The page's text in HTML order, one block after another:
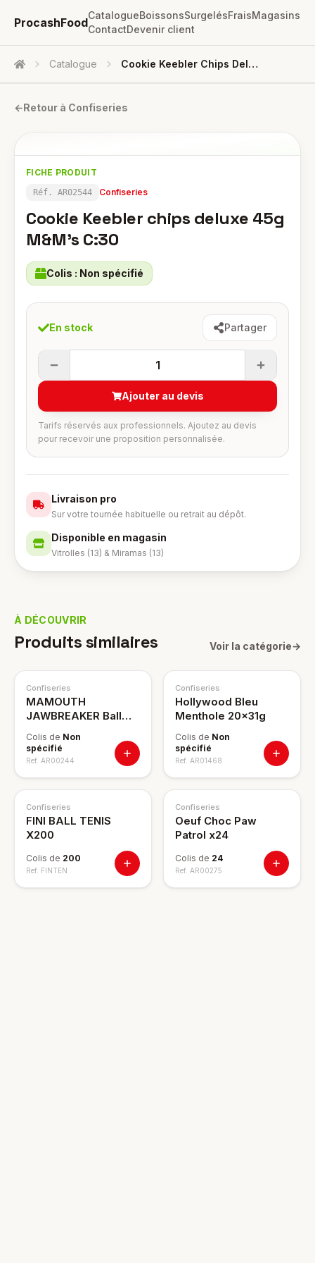
ProcashFood
CatalogueBoissonsSurgelésFraisMagasins
ContactDevenir client
Accueil Catalogue Cookie Keebler Chips Deluxe 45g M&M's C:30
←Retour à Confiseries
FICHE PRODUIT
Réf. AR02544 Confiseries
Cookie Keebler chips deluxe 45g
M&M's C:30
Colis : Non spécifié
En stock Partager
1
Ajouter au devis
Tarifs réservés aux professionnels. Ajoutez au devis
pour recevoir une proposition personnalisée.
Livraison pro
Sur votre tournée habituelle ou retrait au dépôt.
Disponible en magasin
Vitrolles (13) & Miramas (13)
À DÉCOUVRIR
Produits similaires Voir la catégorie→
Confiseries
MAMOUTH
JAWBREAKER Ball
Colis de Non
spécifié
Ref. AR00244
Confiseries
Hollywood Bleu
Menthole 20x31g
Colis de Non
spécifié
Ref. AR01468
Confiseries
FINI BALL TENIS
X200
Colis de 200
Ref. FINTEN
Confiseries
Oeuf Choc Paw
Patrol x24
Colis de 24
Ref. AR00275